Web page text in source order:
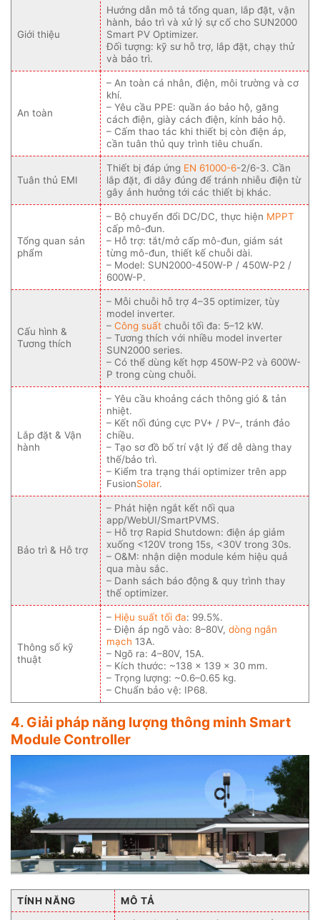
Giới thiệu
Hướng dẫn mô tả tổng quan, lắp đặt, vận
hành, bảo trì và xử lý sự cố cho SUN2000
Smart PV Optimizer.
Đối tượng: kỹ sư hỗ trợ, lắp đặt, chạy thử
và bảo trì.
An toàn
– An toàn cá nhân, điện, môi trường và cơ
khí.
– Yêu cầu PPE: quần áo bảo hộ, găng
cách điện, giày cách điện, kính bảo hộ.
– Cấm thao tác khi thiết bị còn điện áp,
cần tuân thủ quy trình tiêu chuẩn.
Tuân thủ EMI
Thiết bị đáp ứng EN 61000-6-2/6-3. Cần
lắp đặt, đi dây đúng để tránh nhiễu điện từ
gây ảnh hưởng tới các thiết bị khác.
Tổng quan sản
phẩm
– Bộ chuyển đổi DC/DC, thực hiện MPPT
cấp mô-đun.
– Hỗ trợ: tắt/mở cấp mô-đun, giám sát
từng mô-đun, thiết kế chuỗi dài.
– Model: SUN2000-450W-P / 450W-P2 /
600W-P.
Cấu hình &
Tương thích
– Mỗi chuỗi hỗ trợ 4–35 optimizer, tùy
model inverter.
– Công suất chuỗi tối đa: 5–12 kW.
– Tương thích với nhiều model inverter
SUN2000 series.
– Có thể dùng kết hợp 450W-P2 và 600W-
P trong cùng chuỗi.
Lắp đặt & Vận
hành
– Yêu cầu khoảng cách thông gió & tản
nhiệt.
– Kết nối đúng cực PV+ / PV–, tránh đảo
chiều.
– Tạo sơ đồ bố trí vật lý để dễ dàng thay
thế/bảo trì.
– Kiểm tra trạng thái optimizer trên app
FusionSolar.
Bảo trì & Hỗ trợ
– Phát hiện ngắt kết nối qua
app/WebUI/SmartPVMS.
– Hỗ trợ Rapid Shutdown: điện áp giảm
xuống <120V trong 15s, <30V trong 30s.
– O&M: nhận diện module kém hiệu quả
qua màu sắc.
– Danh sách báo động & quy trình thay
thế optimizer.
Thông số kỹ
thuật
– Hiệu suất tối đa: 99.5%.
– Điện áp ngõ vào: 8–80V, dòng ngắn
mạch 13A.
– Ngõ ra: 4–80V, 15A.
– Kích thước: ~138 × 139 × 30 mm.
– Trọng lượng: ~0.6–0.65 kg.
– Chuẩn bảo vệ: IP68.
4. Giải pháp năng lượng thông minh Smart
Module Controller
TÍNH NĂNG
MÔ TẢ